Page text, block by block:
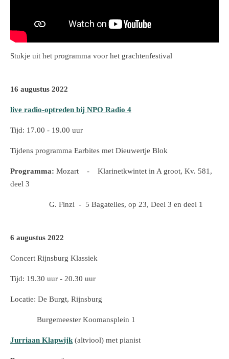
Stukje uit het programma voor het grachtenfestival
16 augustus 2022
live radio-optreden bij NPO Radio 4
Tijd: 17.00 - 19.00 uur
Tijdens programma Earbites met Dieuwertje Blok
Programma: Mozart - Klarinetkwintet in A groot, Kv. 581,
deel 3
G. Finzi - 5 Bagatelles, op 23, Deel 3 en deel 1
6 augustus 2022
Concert Rijnsburg Klassiek
Tijd: 19.30 uur - 20.30 uur
Locatie: De Burgt, Rijnsburg
Burgemeester Koomansplein 1
Jurriaan Klapwijk(altviool) met pianist